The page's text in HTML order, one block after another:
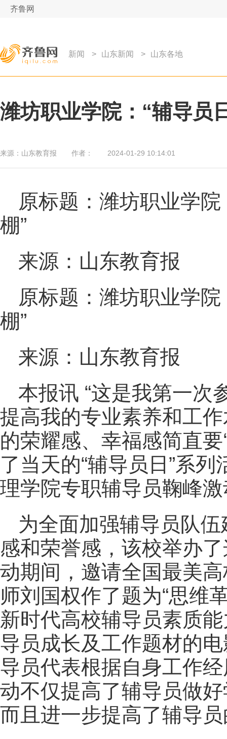
齐鲁网
新闻 > 山东新闻 > 山东各地
潍坊职业学院：“辅导员
来源： 山东教育报 作者： 2024-01-29 10:14:01
原标题：潍坊职业学院
棚”
来源：山东教育报
原标题：潍坊职业学院
棚”
来源：山东教育报
本报讯 “这是我第一次
提高我的专业素养和工
的荣耀感、幸福感简直要
了当天的“辅导员日”系
理学院专职辅导员鞠峰
为全面加强辅导员队
感和荣誉感，该校举办
动期间，邀请全国最美
师刘国权作了题为“思
新时代高校辅导员素质
导员成长及工作题材的
导员代表根据自身工作
动不仅提高了辅导员做
而且进一步提高了辅导